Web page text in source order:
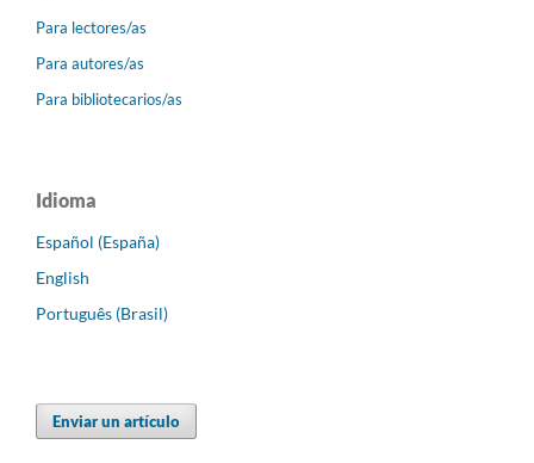
Para lectores/as
Para autores/as
Para bibliotecarios/as
Idioma
Español (España)
English
Português (Brasil)
Enviar un artículo